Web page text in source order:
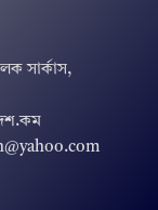
সার্কাস,